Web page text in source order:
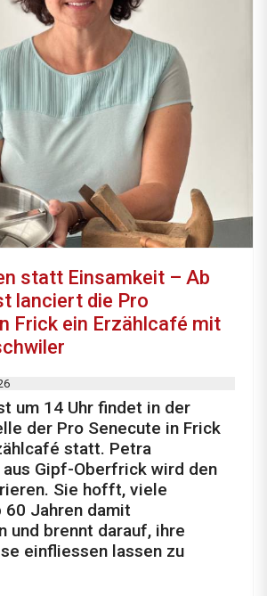
statt Einsamkeit – Ab
lanciert die Pro
Frick ein Erzählcafé mit
um 14 Uhr findet in der
der Pro Senecute in Frick
statt. Petra
Gipf-Oberfrick wird den
Sie hofft, viele
60 Jahren damit
und brennt darauf, ihre
einfliessen lassen zu